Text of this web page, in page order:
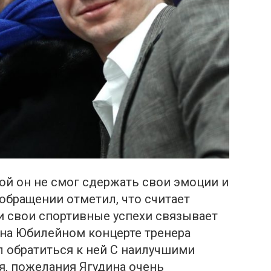
он не смог сдержать свои эмoции и
отметил, что считает
свои спортивные успехи связывает
Юбилейном концерте тренера
к ней С наилучшими
пожелания Ягудина очень